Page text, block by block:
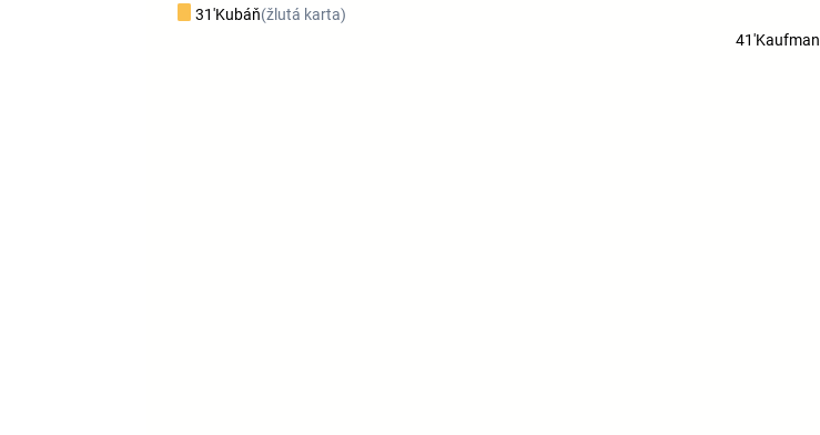
31'Kubáň(žlutá karta)
41'Kaufman